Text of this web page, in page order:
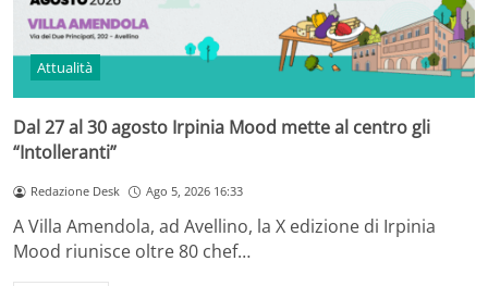
Attualità
Dal 27 al 30 agosto Irpinia Mood mette al centro gli
“Intolleranti”
Redazione Desk Ago 5, 2026 16:33
A Villa Amendola, ad Avellino, la X edizione di Irpinia
Mood riunisce oltre 80 chef…